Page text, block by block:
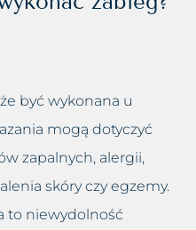
być wykonana u
mogą dotyczyć
zapalnych, alergii,
skóry czy egzemy.
to niewydolność